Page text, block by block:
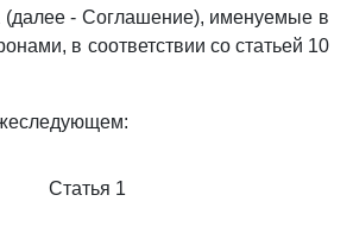
(далее - Соглашение), именуемые в
в соответствии со статьей 10
Статья 1